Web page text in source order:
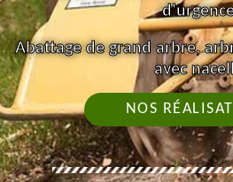
Abattage de grand arbre,
avec
NOS